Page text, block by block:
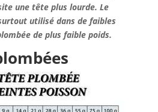
une tête plus lourde. Le
utilisé dans de faibles
de plus faible poids.